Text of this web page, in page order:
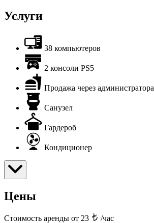
Услуги
38 компьютеров
2 консоли PS5
Продажа через администратора
Санузел
Гардероб
Кондиционер
Цены
Стоимость аренды от 23 /час